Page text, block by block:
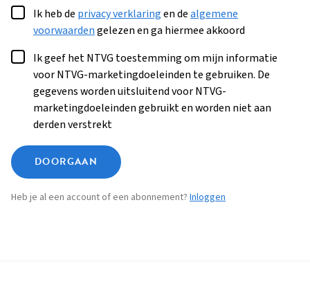
Ik heb de privacy verklaringen dealgemene
voorwaardengelezen en ga hiermee akkoord
Ik geef het NTVG toestemming om mijn informatie
voor NTVG-marketingdoeleinden te gebruiken. De
gegevens worden uitsluitend voor NTVG-
marketingdoeleinden gebruikt en worden niet aan
derden verstrekt
DOORGAAN
Heb je al een account of een abonnement? Inloggen